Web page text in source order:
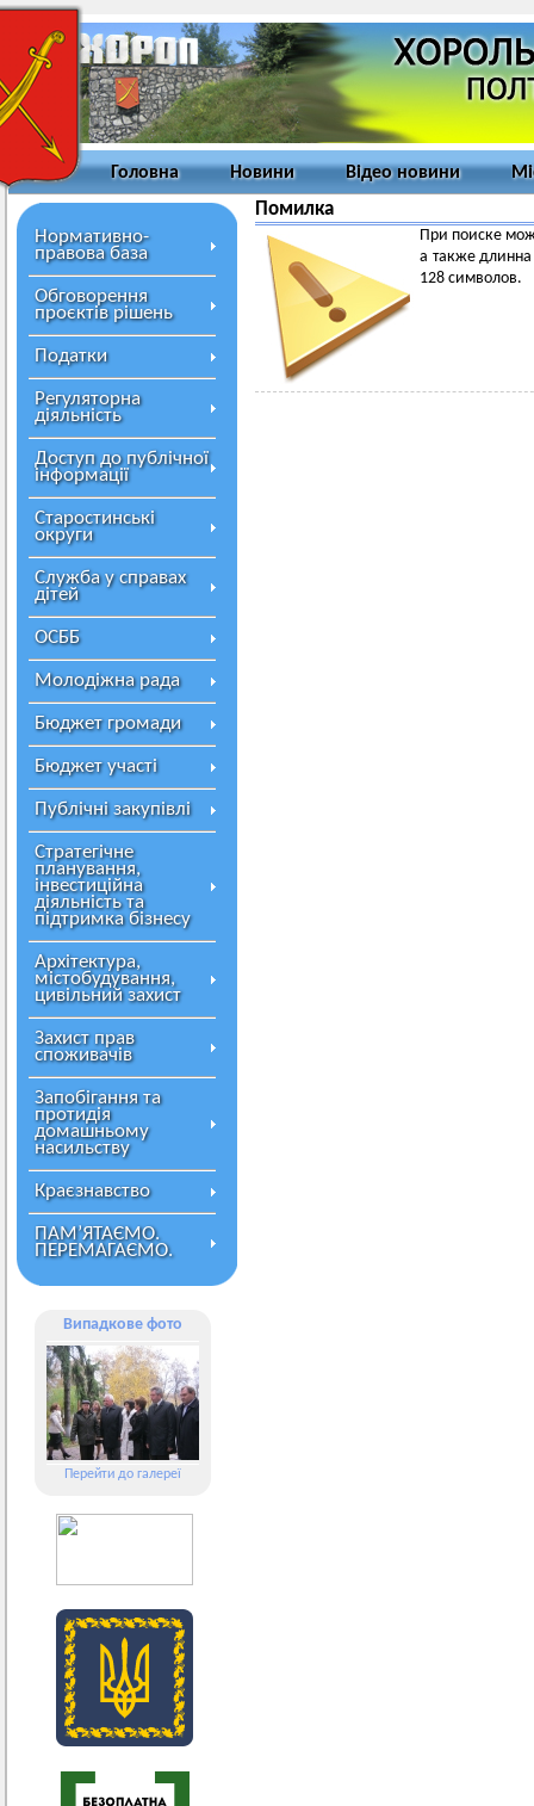
Головна Новини Відео новини
Нормативно-
правова база
Обговорення
проєктів рішень
Податки
Регуляторна
діяльність
Доступ до публічної
інформації
Старостинські
округи
Служба у справах
дітей
ОСББ
Молодіжна рада
Бюджет громади
Бюджет участі
Публічні закупівлі
Стратегічне
планування,
інвестиційна
діяльність та
підтримка бізнесу
Архітектура,
містобудування,
цивільний захист
Захист прав
споживачів
Запобігання та
протидія
домашньому
насильству
Краєзнавство
ПАМ’ЯТАЄМО.
ПЕРЕМАГАЄМО.
Випадкове фото
Перейти до галереї
Помилка
При поиске
а также длинна
128 символов.